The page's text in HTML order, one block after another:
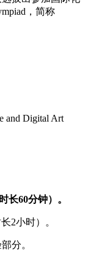
，简称
and Digital Art
长60分钟）。
2小时）。
分。